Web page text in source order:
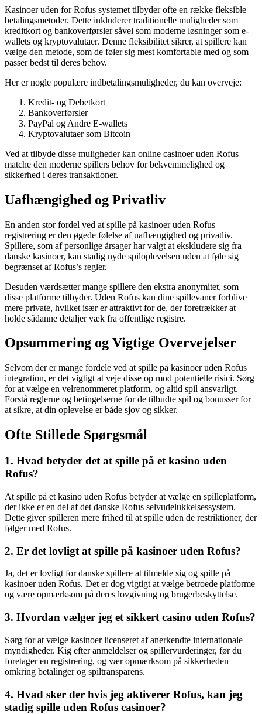
Kasinoer uden for Rofus systemet tilbyder ofte en række fleksible
betalingsmetoder. Dette inkluderer traditionelle muligheder som
kreditkort og bankoverførsler såvel som moderne løsninger som e-
wallets og kryptovalutaer. Denne fleksibilitet sikrer, at spillere kan
vælge den metode, som de føler sig mest komfortable med og som
passer bedst til deres behov.
Her er nogle populære indbetalingsmuligheder, du kan overveje:
Kredit- og Debetkort
Bankoverførsler
PayPal og Andre E-wallets
Kryptovalutaer som Bitcoin
Ved at tilbyde disse muligheder kan online casinoer uden Rofus
matche den moderne spillers behov for bekvemmelighed og
sikkerhed i deres transaktioner.
Uafhængighed og Privatliv
En anden stor fordel ved at spille på kasinoer uden Rofus
registrering er den øgede følelse af uafhængighed og privatliv.
Spillere, som af personlige årsager har valgt at ekskludere sig fra
danske kasinoer, kan stadig nyde spiloplevelsen uden at føle sig
begrænset af Rofus’s regler.
Desuden værdsætter mange spillere den ekstra anonymitet, som
disse platforme tilbyder. Uden Rofus kan dine spillevaner forblive
mere private, hvilket især er attraktivt for de, der foretrækker at
holde sådanne detaljer væk fra offentlige registre.
Opsummering og Vigtige Overvejelser
Selvom der er mange fordele ved at spille på kasinoer uden Rofus
integration, er det vigtigt at veje disse op mod potentielle risici. Sørg
for at vælge en velrenommeret platform, og altid spil ansvarligt.
Forstå reglerne og betingelserne for de tilbudte spil og bonusser for
at sikre, at din oplevelse er både sjov og sikker.
Ofte Stillede Spørgsmål
1. Hvad betyder det at spille på et kasino uden
Rofus?
At spille på et kasino uden Rofus betyder at vælge en spilleplatform,
der ikke er en del af det danske Rofus selvudelukkelsessystem.
Dette giver spilleren mere frihed til at spille uden de restriktioner, der
følger med Rofus.
2. Er det lovligt at spille på kasinoer uden Rofus?
Ja, det er lovligt for danske spillere at tilmelde sig og spille på
kasinoer uden Rofus. Det er dog vigtigt at vælge betroede platforme
og være opmærksom på deres lovgivning og brugerbeskyttelse.
3. Hvordan vælger jeg et sikkert casino uden Rofus?
Sørg for at vælge kasinoer licenseret af anerkendte internationale
myndigheder. Kig efter anmeldelser og spillervurderinger, før du
foretager en registrering, og vær opmærksom på sikkerheden
omkring betalinger og spiltransparens.
4. Hvad sker der hvis jeg aktiverer Rofus, kan jeg
stadig spille uden Rofus casinoer?